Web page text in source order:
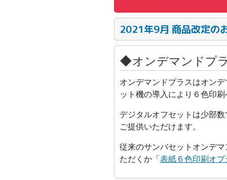
2021年9月 商品改定の
◆オンデマンドプ
オンデマンドプラスはオン
ット機の導入により６色印
デジタルオフセットは少部
ご提供いただけます。
従来のサンバセットオンデ
ただくか「表紙６色印刷オ